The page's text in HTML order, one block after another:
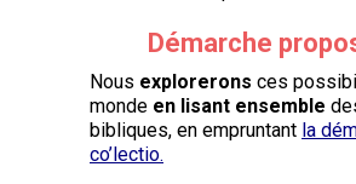
Démarche
Nous explorerons ces
monde en lisant ensemble
bibliques, en empruntant la
co’lectio.